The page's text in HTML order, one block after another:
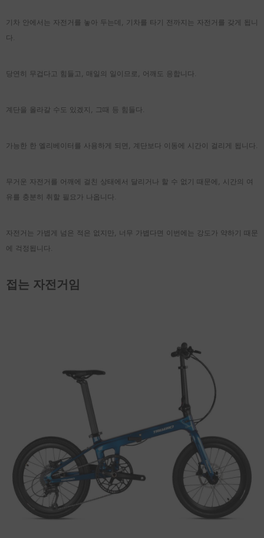
50 카본 스포크 디스크 휠셋
Quick Add
FL40Ⅱ 와이드 림 로드
기차 안에서는 자전거를 놓아 두는데, 기차를 타기 전까지는 자전거를 갖게 됩니
다.
당연히 무겁다고 힘들고, 매일의 일이므로, 어깨도 응합니다.
계단을 올라갈 수도 있겠지, 그때 등 힘들다.
가능한 한 엘리베이터를 사용하게 되면, 계단보다 이동에 시간이 걸리게 됩니다.
무거운 자전거를 어깨에 걸친 상태에서 달리거나 할 수 없기 때문에, 시간의 여
유를 충분히 취할 필요가 나옵니다.
자전거는 가볍게 넘은 적은 없지만, 너무 가볍다면 이번에는 강도가 약하기 때문
에 걱정됩니다.
접는 자전거임